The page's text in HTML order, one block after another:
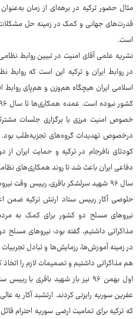
مثال حضور ترکیه در برهه‌ای از زمان
قدرت‌های جهانی و کمک در زمینه حل
است.
نشریه علمی آقای امنیت در تبیین روابط
در روابط ایران و ترکیه این است که روابط
اسلامی ایران هیچگاه هم‌وزن و هم‌پای
خصوص امنیت مرزی با برگزاری جلسات
درخصوص تهدیدات گروه‌های تجزیه‌طلب بود.
کودتای نافرجام در ترکیه و حمایت ایران
دفاعی ایران باعث شد تا روند همکاری‌های
سال ۹۶ شهید سرلشکر باقری، رییس‌ وقت
حلوصی آکار رییس‌ ستاد ارتش ترکیه ضمن
نیروهای مسلح دو کشور برای کمک به
مذاکراتی داشتیم، گفته بود: نیروهای
در زمینه آموزش‌ها، رزمایش‌ها و تبادل
هم مذاکراتی داشتیم و تصمیمات لازم را اتخاذ
اول بهمن ۹۶ نیز باز شهید باقری
عفرین سوریه رایزنی کردند. ارتشبد آکار به
که ترکیه برای تمامیت ارضی سوریه احترام